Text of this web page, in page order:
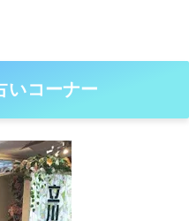
いコーナー